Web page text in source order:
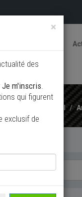
/
×
des
Je m'inscris.
qui figurent
exclusif de